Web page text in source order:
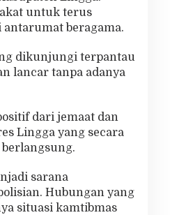
untuk terus
beragama.
dikunjungi terpantau
lancar tanpa adanya
dari jemaat dan
Lingga yang secara
sarana
Hubungan yang
situasi kamtibmas